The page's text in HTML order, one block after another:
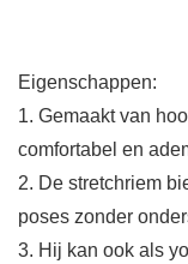
Eigenschappen:
1. Gemaakt van
comfortabel en
2. De stretchriem
poses zonder
3. Hij kan ook als